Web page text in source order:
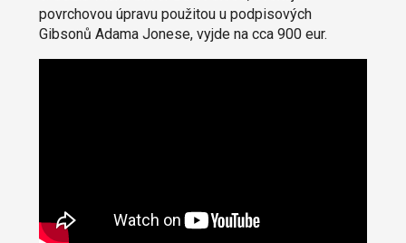
povrchovou úpravu použitou u podpisových
Gibsonů Adama Jonese, vyjde na cca 900 eur.